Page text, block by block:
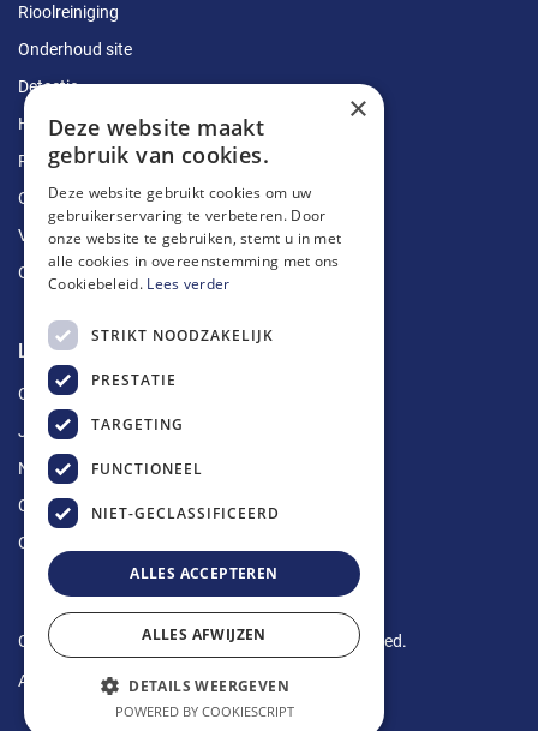
Rioolreiniging
Onderhoud site
Detectie
Herstellingen
Ruimingen
Ontstoppingen
Vetputten
Ontkalking
Longin Service
Over ons
Jobs
Nieuws
Contact
Offerte aanvragen
Copyright © 2024 Longin Service. All rights reserved.
Algemene voorwaarden -Privacy Policy
×
Deze website maakt
gebruik van cookies.
Deze website gebruikt cookies om uw
gebruikerservaring te verbeteren. Door
onze website te gebruiken, stemt u in met
alle cookies in overeenstemming met ons
Cookiebeleid. Lees verder
STRIKT NOODZAKELIJK
PRESTATIE
TARGETING
FUNCTIONEEL
NIET-GECLASSIFICEERD
ALLES ACCEPTEREN
ALLES AFWIJZEN
DETAILS WEERGEVEN
POWERED BY COOKIESCRIPT